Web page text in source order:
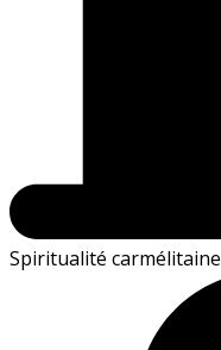
Spiritualité carmélitaine